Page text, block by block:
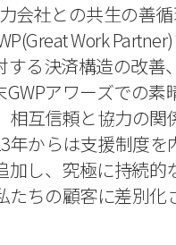
会社との共生の善
Work
する決済構造の改善
GWPアワーズでの
相互信頼と協力の関
年からは支援制度
加し、究極に持続的
たちの顧客に差別化